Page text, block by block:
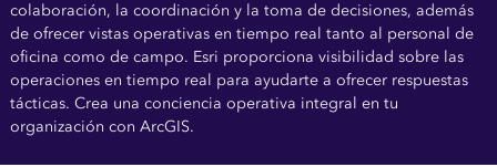
colaboración, la coordinación y la toma de decisiones, además
de ofrecer vistas operativas en tiempo real tanto al personal de
oficina como de campo. Esri proporciona visibilidad sobre las
operaciones en tiempo real para ayudarte a ofrecer respuestas
tácticas. Crea una conciencia operativa integral en tu
organización con ArcGIS.